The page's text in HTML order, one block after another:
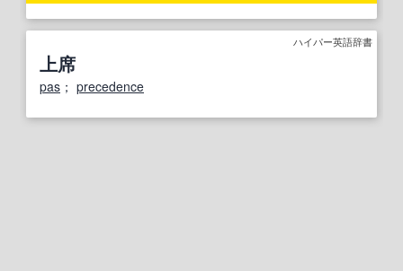
ハイパー英語辞書
上席
pas ； precedence